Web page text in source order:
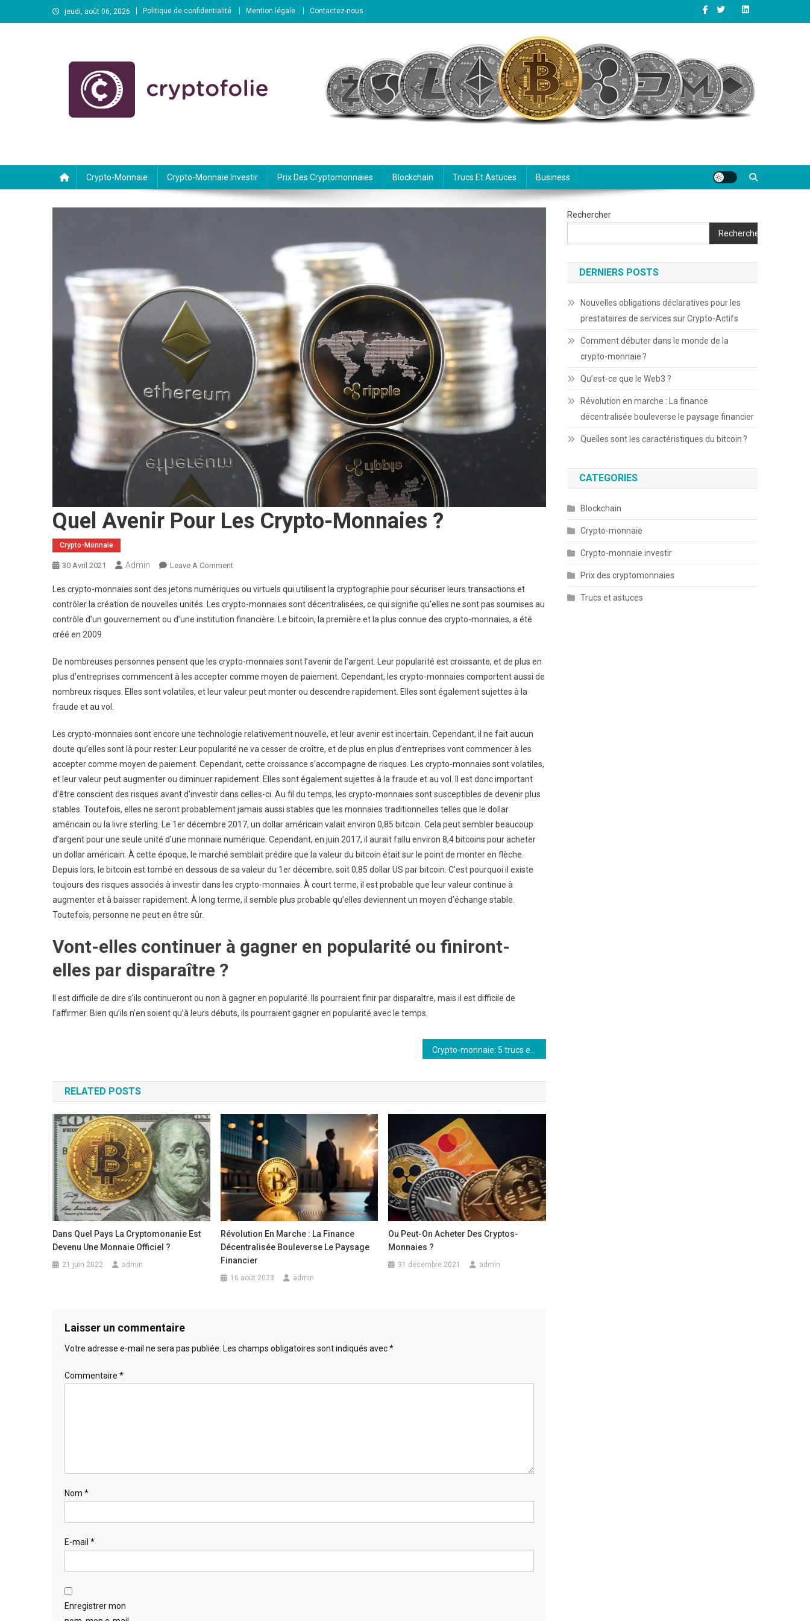
to
jeudi, août 06, 2026 Politique de confidentialité Mention légale Contactez-nous
Crypto-Monnaie Crypto-Monnaie Investir Prix Des Cryptomonnaies Blockchain Trucs Et Astuces Business
Quel Avenir Pour Les Crypto-Monnaies ?
Crypto-Monnaie
30 Avril 2021 Admin Leave A CommentOn
Avenir
Pour
Les
?
Les crypto-monnaies sont des jetons numériques ou virtuels qui utilisent la cryptographie pour sécuriser leurs transactions et
contrôler la création de nouvelles unités. Les crypto-monnaies sont décentralisées, ce qui signifie qu’elles ne sont pas soumises au
contrôle d’un gouvernement ou d’une institution financière. Le bitcoin, la première et la plus connue des crypto-monnaies, a été
créé en 2009.
De nombreuses personnes pensent que les crypto-monnaies sont l’avenir de l’argent. Leur popularité est croissante, et de plus en
plus d’entreprises commencent à les accepter comme moyen de paiement. Cependant, les crypto-monnaies comportent aussi de
nombreux risques. Elles sont volatiles, et leur valeur peut monter ou descendre rapidement. Elles sont également sujettes à la
fraude et au vol.
Les crypto-monnaies sont encore une technologie relativement nouvelle, et leur avenir est incertain. Cependant, il ne fait aucun
doute qu’elles sont là pour rester. Leur popularité ne va cesser de croître, et de plus en plus d’entreprises vont commencer à les
accepter comme moyen de paiement. Cependant, cette croissance s’accompagne de risques. Les crypto-monnaies sont volatiles,
et leur valeur peut augmenter ou diminuer rapidement. Elles sont également sujettes à la fraude et au vol. Il est donc important
d’être conscient des risques avant d’investir dans celles-ci. Au fil du temps, les crypto-monnaies sont susceptibles de devenir plus
stables. Toutefois, elles ne seront probablement jamais aussi stables que les monnaies traditionnelles telles que le dollar
américain ou la livre sterling. Le 1er décembre 2017, un dollar américain valait environ 0,85 bitcoin. Cela peut sembler beaucoup
d’argent pour une seule unité d’une monnaie numérique. Cependant, en juin 2017, il aurait fallu environ 8,4 bitcoins pour acheter
un dollar américain. À cette époque, le marché semblait prédire que la valeur du bitcoin était sur le point de monter en flèche.
Depuis lors, le bitcoin est tombé en dessous de sa valeur du 1er décembre, soit 0,85 dollar US par bitcoin. C’est pourquoi il existe
toujours des risques associés à investir dans les crypto-monnaies. À court terme, il est probable que leur valeur continue à
augmenter et à baisser rapidement. À long terme, il semble plus probable qu’elles deviennent un moyen d’échange stable.
Toutefois, personne ne peut en être sûr.
Vont-elles continuer à gagner en popularité ou finiront-
elles par disparaître ?
Il est difficile de dire s’ils continueront ou non à gagner en popularité. Ils pourraient finir par disparaître, mais il est difficile de
l’affirmer. Bien qu’ils n’en soient qu’à leurs débuts, ils pourraient gagner en popularité avec le temps.
l’article
RELATED POSTS
Dans Quel Pays La Cryptomonanie Est
Devenu Une Monnaie Officiel ?
21 juin 2022 admin
Révolution En Marche : La Finance
Décentralisée Bouleverse Le Paysage
Financier
16 août 2023 admin
Ou Peut-On Acheter Des Cryptos-
Monnaies ?
31 décembre 2021 admin
Laisser un commentaire
Votre adresse e-mail ne sera pas publiée. Les champs obligatoires sont indiqués avec*
Commentaire *
Nom *
E-mail *
Enregistrer mon
Rechercher
Rechercher
DERNIERS POSTS
Nouvelles obligations déclaratives pour les
prestataires de services sur Crypto-Actifs
Comment débuter dans le monde de la
crypto-monnaie ?
Qu’est-ce que le Web3 ?
Révolution en marche : La finance
décentralisée bouleverse le paysage financier
Quelles sont les caractéristiques du bitcoin ?
CATEGORIES
Blockchain
Crypto-monnaie
Crypto-monnaie investir
Prix des cryptomonnaies
Trucs et astuces